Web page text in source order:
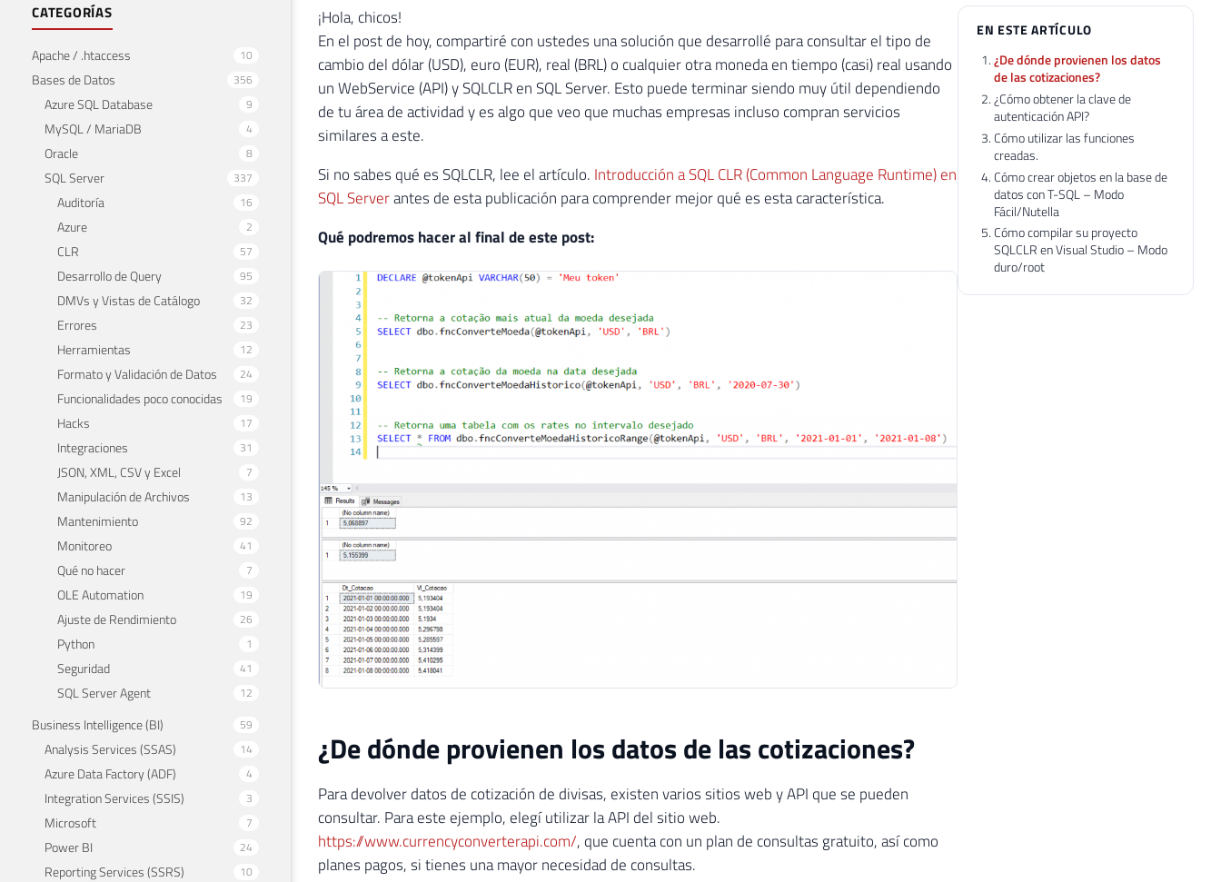
CATEGORÍAS
Apache / .htaccess 10
Bases de Datos 356
Azure SQL Database 9
MySQL / MariaDB 4
Oracle 8
SQL Server 337
Auditoría 16
Azure 2
CLR 57
Desarrollo de Query 95
DMVs y Vistas de Catálogo 32
Errores 23
Herramientas 12
Formato y Validación de Datos 24
Funcionalidades poco conocidas 19
Hacks 17
Integraciones 31
JSON, XML, CSV y Excel 7
Manipulación de Archivos 13
Mantenimiento 92
Monitoreo 41
Qué no hacer 7
OLE Automation 19
Ajuste de Rendimiento 26
Python 1
Seguridad 41
SQL Server Agent 12
Business Intelligence (BI) 59
Analysis Services (SSAS) 14
Azure Data Factory (ADF) 4
Integration Services (SSIS) 3
Microsoft 7
Power BI 24
Reporting Services (SSRS) 10
¡Hola, chicos!
En el post de hoy, compartiré con ustedes una solución que desarrollé para consultar el tipo de
cambio del dólar (USD), euro (EUR), real (BRL) o cualquier otra moneda en tiempo (casi) real usando
un WebService (API) y SQLCLR en SQL Server. Esto puede terminar siendo muy útil dependiendo
de tu área de actividad y es algo que veo que muchas empresas incluso compran servicios
similares a este.
Si no sabes qué es SQLCLR, lee el artículo. Introducción a SQL CLR (Common Language Runtime) en
SQL Serverantes de esta publicación para comprender mejor qué es esta característica.
Qué podremos hacer al final de este post:
¿De dónde provienen los datos de las cotizaciones?
Para devolver datos de cotización de divisas, existen varios sitios web y API que se pueden
consultar. Para este ejemplo, elegí utilizar la API del sitio web.
https://www.currencyconverterapi.com/, que cuenta con un plan de consultas gratuito, así como
planes pagos, si tienes una mayor necesidad de consultas.
EN ESTE ARTÍCULO
¿De dónde provienen los datos
de las cotizaciones?
¿Cómo obtener la clave de
autenticación API?
Cómo utilizar las funciones
creadas.
Cómo crear objetos en la base de
datos con T-SQL – Modo
Fácil/Nutella
Cómo compilar su proyecto
SQLCLR en Visual Studio – Modo
duro/root